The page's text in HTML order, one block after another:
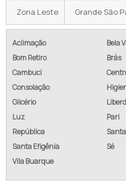
Zona Leste Grande São
Aclimação
Bela
Bom Retiro
Brás
Cambuci
Consolação
Glicério
Luz
Pari
República
Santa Efigênia
Sé
Vila Buarque